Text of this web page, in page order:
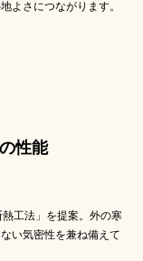
よさにつながります。
性能
工法」を提案。外の寒
い気密性を兼ね備えて